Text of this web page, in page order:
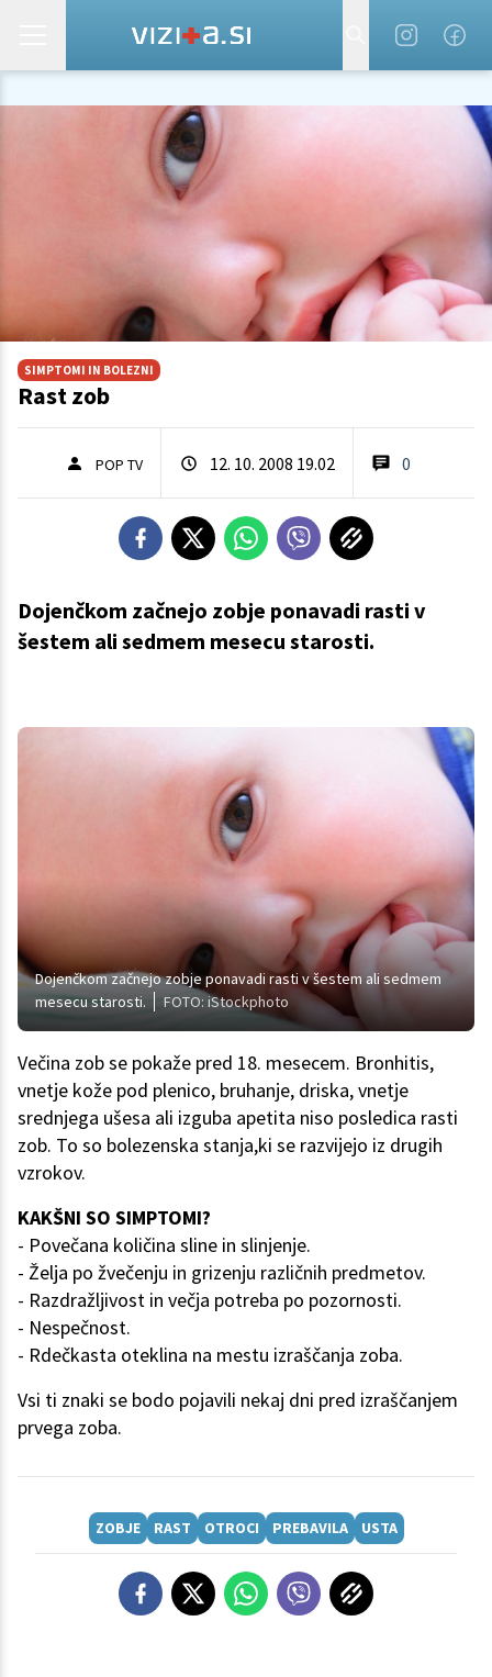
SIMPTOMI IN BOLEZNI
Rast zob
POP TV 12. 10. 2008 19.02 0
Dojenčkom začnejo zobje ponavadi rasti v
šestem ali sedmem mesecu starosti.
Dojenčkom začnejo zobje ponavadi rasti v šestem ali sedmem
mesecu starosti.
FOTO: iStockphoto
Večina zob se pokaže pred 18. mesecem. Bronhitis,
vnetje kože pod plenico, bruhanje, driska, vnetje
srednjega ušesa ali izguba apetita niso posledica rasti
zob. To so bolezenska stanja,ki se razvijejo iz drugih
vzrokov.
KAKŠNI SO SIMPTOMI?
- Povečana količina sline in slinjenje.
- Želja po žvečenju in grizenju različnih predmetov.
- Razdražljivost in večja potreba po pozornosti.
- Nespečnost.
- Rdečkasta oteklina na mestu izraščanja zoba.
Vsi ti znaki se bodo pojavili nekaj dni pred izraščanjem
prvega zoba.
ZOBJE RAST OTROCI PREBAVILA USTA